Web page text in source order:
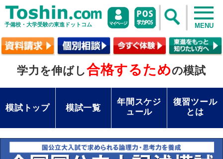
予備校・大学受験の東進ドットコム MENU
学力を伸ばし合格するための模試
模試トップ 模試一覧
年間スケジ
ュール
復習ツール
とは